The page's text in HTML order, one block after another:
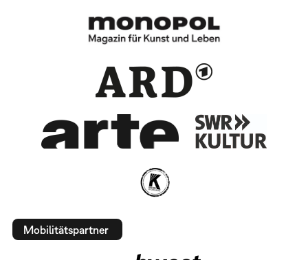
Mobilitätspartner